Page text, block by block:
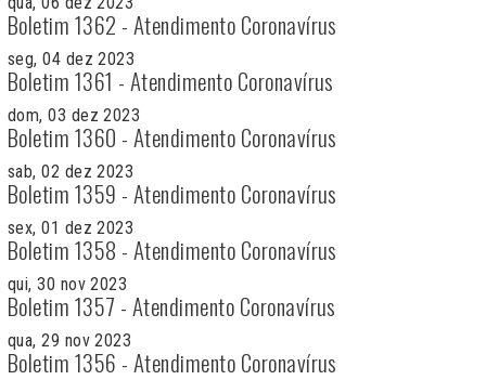
Boletim 1362 - Atendimento Coronavírus
seg, 04 dez 2023
Boletim 1361 - Atendimento Coronavírus
dom, 03 dez 2023
Boletim 1360 - Atendimento Coronavírus
sab, 02 dez 2023
Boletim 1359 - Atendimento Coronavírus
sex, 01 dez 2023
Boletim 1358 - Atendimento Coronavírus
qui, 30 nov 2023
Boletim 1357 - Atendimento Coronavírus
qua, 29 nov 2023
Boletim 1356 - Atendimento Coronavírus